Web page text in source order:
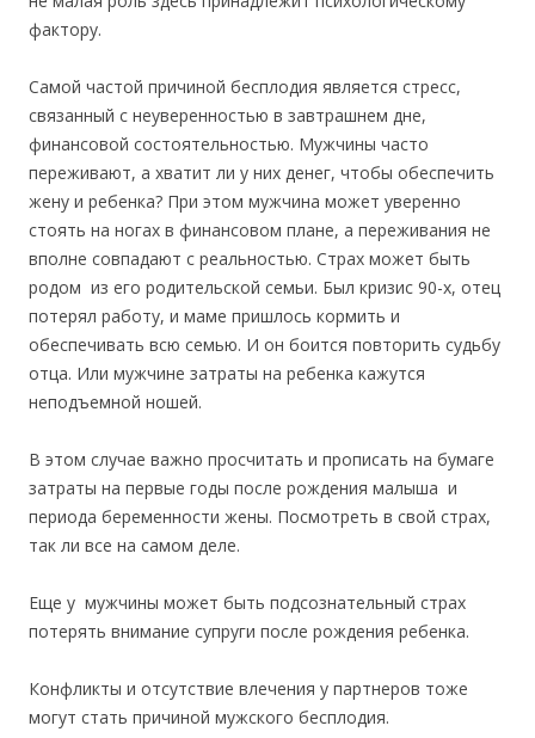
фактору.
Самой частой причиной бесплодия является стресс,
связанный с неуверенностью в завтрашнем дне,
финансовой состоятельностью. Мужчины часто
переживают, а хватит ли у них денег, чтобы обеспечить
жену и ребенка? При этом мужчина может уверенно
стоять на ногах в финансовом плане, а переживания не
вполне совпадают с реальностью. Страх может быть
родом из его родительской семьи. Был кризис 90-х, отец
потерял работу, и маме пришлось кормить и
обеспечивать всю семью. И он боится повторить судьбу
отца. Или мужчине затраты на ребенка кажутся
неподъемной ношей.
В этом случае важно просчитать и прописать на бумаге
затраты на первые годы после рождения малыша и
периода беременности жены. Посмотреть в свой страх,
так ли все на самом деле.
Еще у мужчины может быть подсознательный страх
потерять внимание супруги после рождения ребенка.
Конфликты и отсутствие влечения у партнеров тоже
могут стать причиной мужского бесплодия.